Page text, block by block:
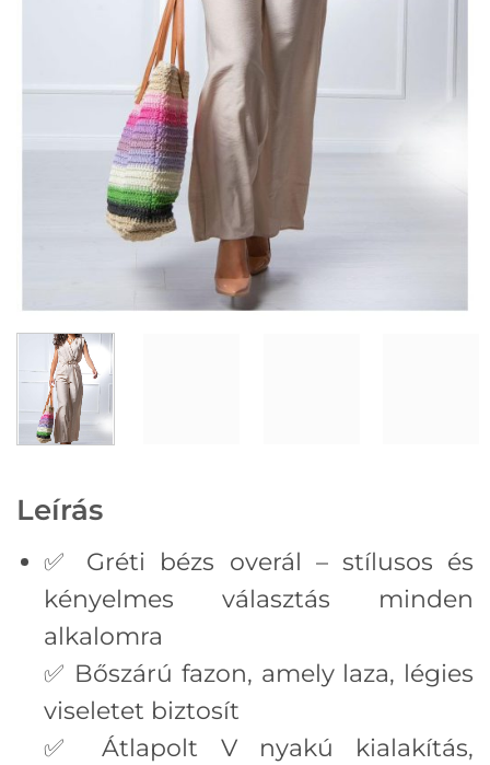
Leírás
✅ Gréti bézs overál – stílusos és
kényelmes választás minden
alkalomra
✅ Bőszárú fazon, amely laza, légies
viseletet biztosít
✅ Átlapolt V nyakú kialakítás,